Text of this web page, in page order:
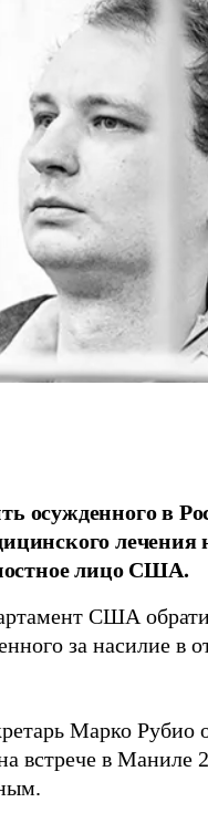
осужденного в
лечения
лицо США.
США
за насилие в
Марко Рубио
встрече в Маниле